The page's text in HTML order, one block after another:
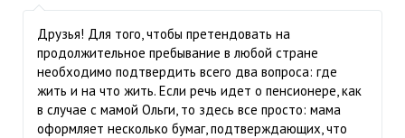
Друзья! Для того, чтобы претендовать на
продолжительное пребывание в любой стране
необходимо подтвердить всего два вопроса: где
жить и на что жить. Если речь идет о пенсионере, как
в случае с мамой Ольги, то здесь все просто: мама
оформляет несколько бумаг, подтверждающих, что